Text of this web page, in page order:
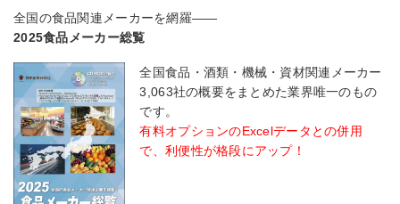
全国の食品関連メーカーを網羅――
2025食品メーカー総覧
全国食品・酒類・機械・資材関連メーカー
3,063社の概要をまとめた業界唯一のもの
です。
有料オプションのExcelデータとの併用
で、利便性が格段にアップ！